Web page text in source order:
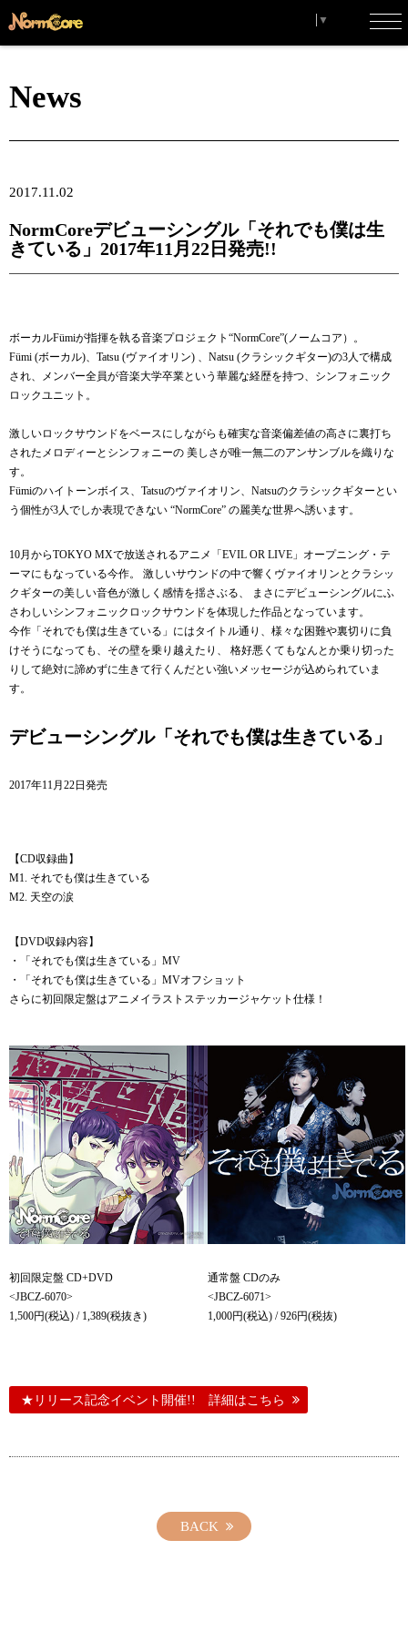
▼
News
2017.11.02
NormCoreデビューシングル「それでも僕は生
きている」2017年11月22日発売!!
ボーカルFümiが指揮を執る音楽プロジェクト“NormCore”(ノームコア）。
Fümi (ボーカル)、Tatsu (ヴァイオリン) 、Natsu (クラシックギター)の3人で構成
され、メンバー全員が音楽大学卒業という華麗な経歴を持つ、シンフォニック
ロックユニット。
激しいロックサウンドをベースにしながらも確実な音楽偏差値の高さに裏打ち
されたメロディーとシンフォニーの 美しさが唯一無二のアンサンブルを織りな
す。
Fümiのハイトーンボイス、Tatsuのヴァイオリン、Natsuのクラシックギターとい
う個性が3人でしか表現できない “NormCore” の麗美な世界へ誘います。
10月からTOKYO MXで放送されるアニメ「EVIL OR LIVE」オープニング・テ
ーマにもなっている今作。 激しいサウンドの中で響くヴァイオリンとクラシッ
クギターの美しい音色が激しく感情を揺さぶる、 まさにデビューシングルにふ
さわしいシンフォニックロックサウンドを体現した作品となっています。
今作「それでも僕は生きている」にはタイトル通り、様々な困難や裏切りに負
けそうになっても、その壁を乗り越えたり、 格好悪くてもなんとか乗り切った
りして絶対に諦めずに生きて行くんだとい強いメッセージが込められていま
す。
デビューシングル「それでも僕は生きている」
2017年11月22日発売
【CD収録曲】
M1. それでも僕は生きている
M2. 天空の涙
【DVD収録内容】
・「それでも僕は生きている」MV
・「それでも僕は生きている」MVオフショット
さらに初回限定盤はアニメイラストステッカージャケット仕様！
初回限定盤 CD+DVD
<JBCZ-6070>
1,500円(税込) / 1,389(税抜き)
通常盤 CDのみ
<JBCZ-6071>
1,000円(税込) / 926円(税抜)
★リリース記念イベント開催!! 詳細はこちら
BACK